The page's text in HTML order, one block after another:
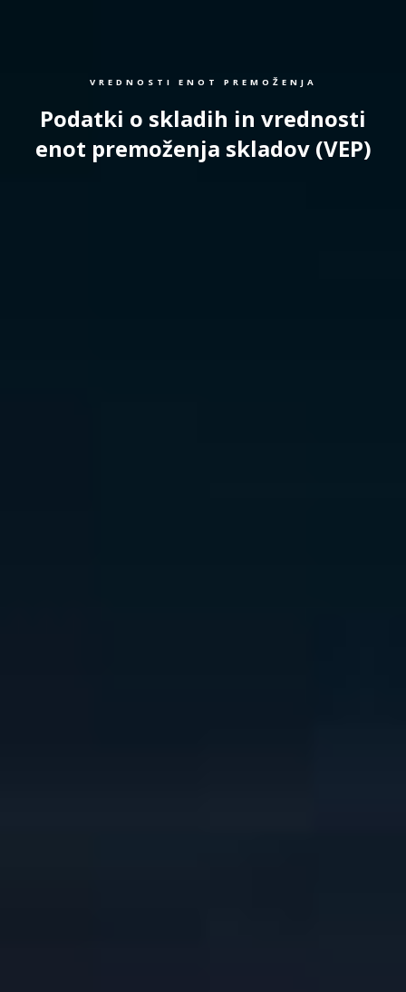
VREDNOSTI ENOT PREMOŽENJA
Podatki o skladih in vrednosti
enot premoženja skladov (VEP)